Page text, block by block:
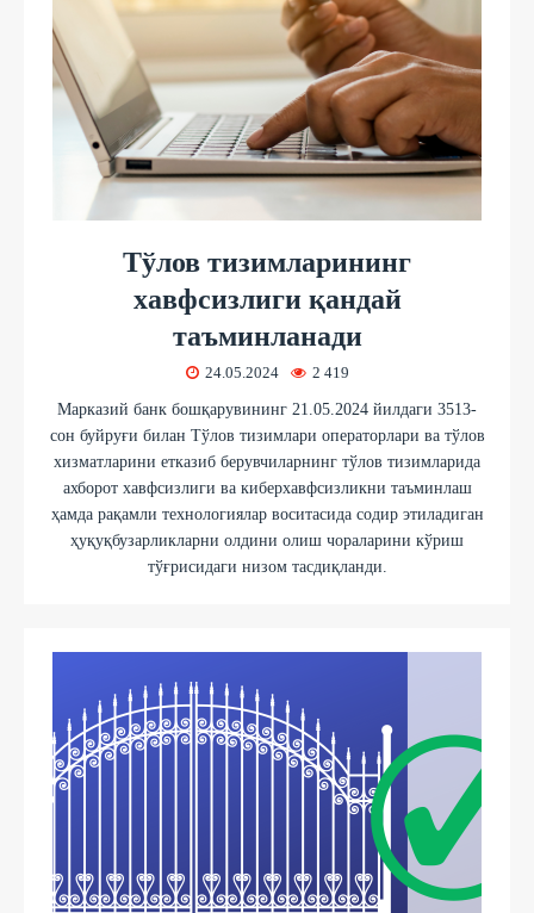
Тўлов тизимларининг
хавфсизлиги қандай
таъминланади
24.05.2024 2 419
Марказий банк бошқарувининг 21.05.2024 йилдаги 3513-
сон буйруғи билан Тўлов тизимлари операторлари ва тўлов
хизматларини етказиб берувчиларнинг тўлов тизимларида
ахборот хавфсизлиги ва киберхавфсизликни таъминлаш
ҳамда рақамли технологиялар воситасида содир этиладиган
ҳуқуқбузарликларни олдини олиш чораларини кўриш
тўғрисидаги низом тасдиқланди.